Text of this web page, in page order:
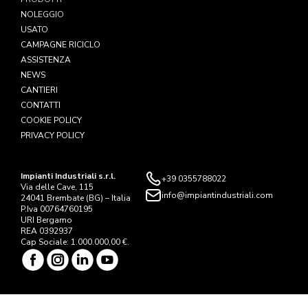
NOLEGGIO
USATO
CAMPAGNE RICICLO
ASSISTENZA
NEWS
CANTIERI
CONTATTI
COOKIE POLICY
PRIVACY POLICY
Impianti Industriali s.r.l.
Via delle Cave, 115
24041 Brembate (BG) – Italia
P.Iva 00764760195
URI Bergamo
REA 0392937
Cap Sociale: 1.000.000,00 €.
+39 0355788022
info@impiantindustriali.com